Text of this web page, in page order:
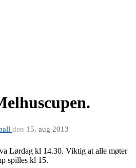
den 15. aug 2013
Lørdag kl 14.30. Viktig at alle møter
spilles kl 15.